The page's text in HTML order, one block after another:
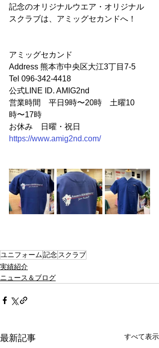
記念のオリジナルウエア・オリジナル
スクラブは、アミッグセカンドへ！
アミッグセカンド
Address 熊本市中央区大江3丁目7-5
Tel 096-342-4418
公式LINE ID. AMIG2nd
営業時間　平日9時〜20時　土曜10
時〜17時
お休み　日曜・祝日
https://www.amig2nd.com/
ユニフォーム記念 スクラブ
実績紹介
ニュース＆ブログ
最新記事 すべて表示